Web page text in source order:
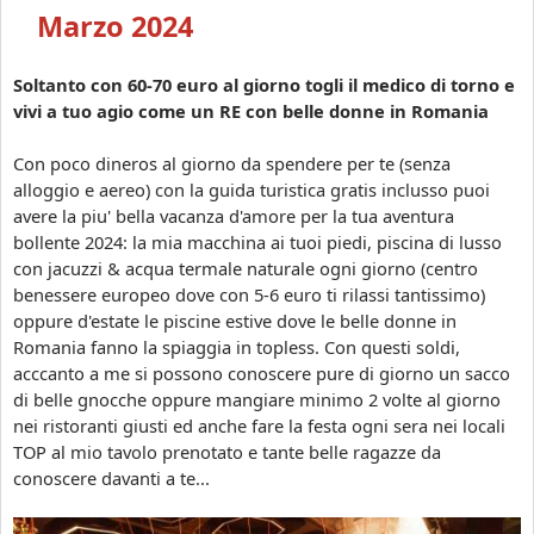
m
s
c
e
r
a
t
e
d
a
c
o
n
o
s
c
d
i
o
l
c
e
l
i
b
a
t
o
i
n
R
o
a
Marzo 2024
Soltanto con 60-70 euro al giorno togli il medico di torno e
vivi a tuo agio come un RE con belle donne in Romania
Con poco dineros al giorno da spendere per te (senza
alloggio e aereo) con la guida turistica gratis inclusso puoi
avere la piu' bella vacanza d'amore per la tua aventura
bollente 2024: la mia macchina ai tuoi piedi, piscina di lusso
con jacuzzi & acqua termale naturale ogni giorno (centro
benessere europeo dove con 5-6 euro ti rilassi tantissimo)
oppure d'estate le piscine estive dove le belle donne in
Romania fanno la spiaggia in topless. Con questi soldi,
acccanto a me si possono conoscere pure di giorno un sacco
di belle gnocche oppure mangiare minimo 2 volte al giorno
nei ristoranti giusti ed anche fare la festa ogni sera nei locali
TOP al mio tavolo prenotato e tante belle ragazze da
conoscere davanti a te...